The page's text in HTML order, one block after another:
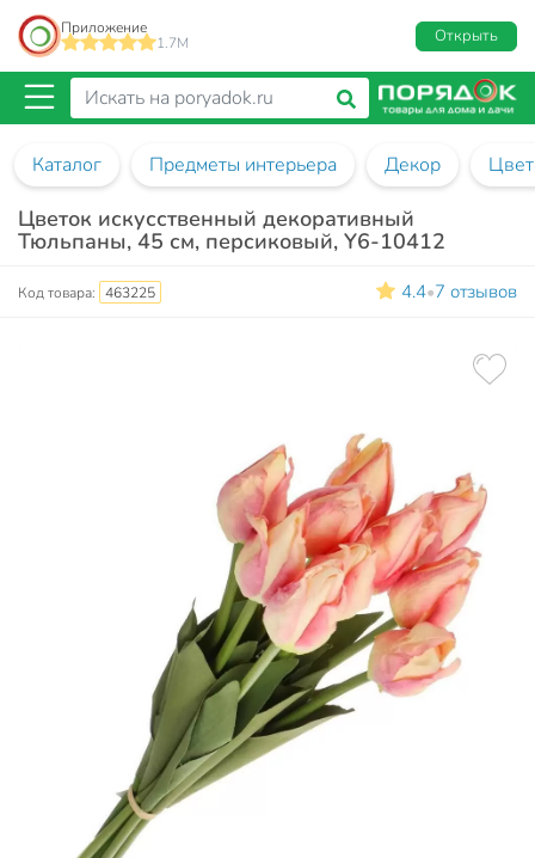
Приложение
1.7M
Открыть
Каталог Предметы интерьера Декор
Цветок искусственный декоративный
Тюльпаны, 45 см, персиковый, Y6-10412
Код товара: 463225 4.4•7 отзывов